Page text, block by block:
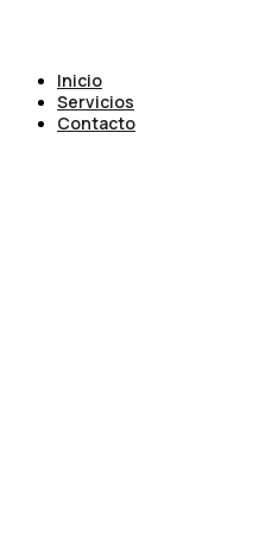
Inicio
Servicios
Contacto